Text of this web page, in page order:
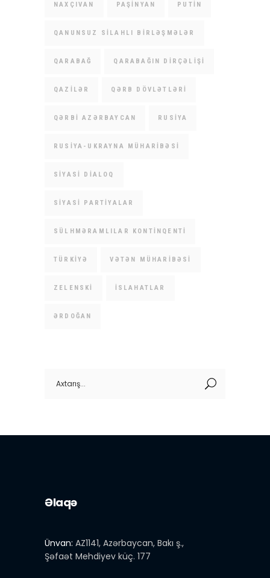
NAXÇIVAN PAŞINYAN PUTIN
QANUNSUZ SILAHLI BIRLƏŞMƏLƏR
QARABAĞ QARABAĞIN DIRÇƏLIŞI
QAZILƏR QƏRB DÖVLƏTLƏRI
QƏRBI AZƏRBAYCAN RUSIYA
RUSIYA-UKRAYNA MÜHARIBƏSI
SIYASI DIALOQ
SIYASI PARTIYALAR
SÜLHMƏRAMLILAR KONTINQENTI
TÜRKIYƏ VƏTƏN MÜHARIBƏSI
ZELENSKI İSLAHATLAR
ƏRDOĞAN
for:
Əlaqə
Ünvan: AZ1141, Azərbaycan, Bakı ş.,
Şəfaət Mehdiyev küç. 177